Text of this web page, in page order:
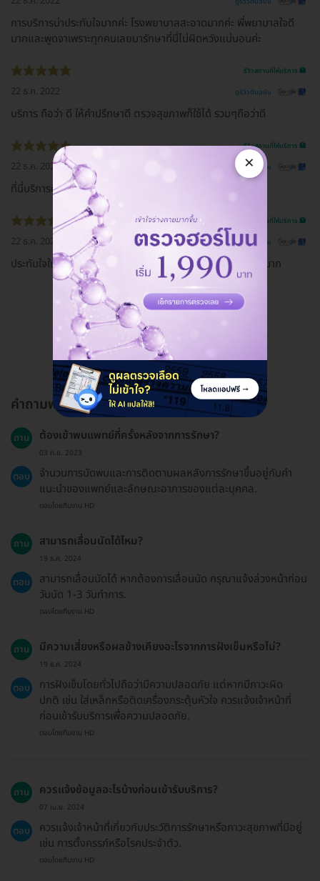
การบริการน่าประทับใจมากค่ะ โรงพยาบาลสะอาดมากค่ะ พี่พยาบาลใจดี
มากและพูดจาเพราะทุกคนเลยมารักษาที่นี่ไม่ผิดหวังแน่นอนค่ะ
รีวิวสถานที่ให้บริการ 🏥
22 ธ.ค. 2022 ดูรีวิวต้นฉบับ
บริการ ถือว่า ดี ให้คำปรึกษาดี ตรวจสุขภาพก็ใช้ได้ รวมๆถือว่าดี
รีวิวสถานที่ให้บริการ 🏥
22 ธ.ค. 2022 ดูรีวิวต้นฉบับ
ที่นี่บริการดีมากเลยค่ะ พยาบาลพูดจาน่ารักสุภาพอ่อนโยน
รีวิวสถานที่ให้บริการ 🏥
22 ธ.ค. 2022 ดูรีวิวต้นฉบับ
ประทับใจในการทำงานของโรงพยาบาลมากการบริการตอนรับดีมาก
ดูรีวิวทั้งหมด
คำถามพบบ่อย
ถาม ต้องเข้าพบแพทย์กี่ครั้งหลังจากการรักษา?
03 ก.ย. 2023
ตอบ
จำนวนการนัดพบและการติดตามผลหลังการรักษาขึ้นอยู่กับคำ
แนะนำของแพทย์และลักษณะอาการของแต่ละบุคคล.
ตอบโดยทีมงาน HD
ถาม สามารถเลื่อนนัดได้ไหม?
19 ธ.ค. 2024
ตอบ
สามารถเลื่อนนัดได้ หากต้องการเลื่อนนัด กรุณาแจ้งล่วงหน้าก่อน
วันนัด 1-3 วันทำการ.
ตอบโดยทีมงาน HD
ถาม มีความเสี่ยงหรือผลข้างเคียงอะไรจากการฝังเข็มหรือไม่?
19 ธ.ค. 2024
ตอบ
การฝังเข็มโดยทั่วไปถือว่ามีความปลอดภัย แต่หากมีภาวะผิด
ปกติ เช่น ใส่เหล็กหรือติดเครื่องกระตุ้นหัวใจ ควรแจ้งเจ้าหน้าที่
ก่อนเข้ารับบริการเพื่อความปลอดภัย.
ตอบโดยทีมงาน HD
ถาม ควรแจ้งข้อมูลอะไรบ้างก่อนเข้ารับบริการ?
07 เม.ย. 2024
ตอบ
ควรแจ้งเจ้าหน้าที่เกี่ยวกับประวัติการรักษาหรือภาวะสุขภาพที่มีอยู่
เช่น การตั้งครรภ์หรือโรคประจำตัว.
ตอบโดยทีมงาน HD
×